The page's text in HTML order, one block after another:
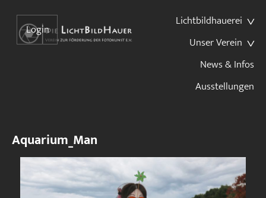
Lichtbildhauerei
Unser Verein
News & Infos
Ausstellungen
Login
Aquarium_Man